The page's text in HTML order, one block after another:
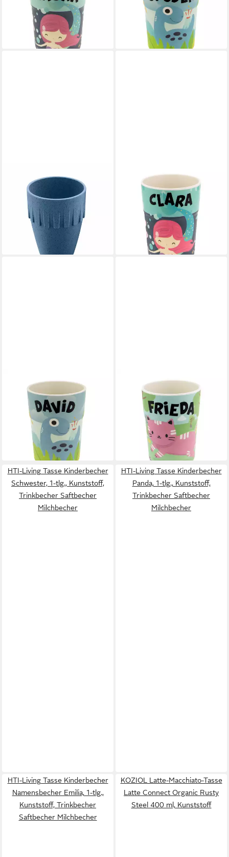
Kunststoff, Trinkbecher
Saftbecher Milchbecher
lieferbar - in 4-5 Werktagen bei dir
Saftbecher Milchbecher
10,07 €
lieferbar - in 4-5 Werktagen bei dir
Cappuccinotasse Cappuccino
Connect Organic Deep Blue
300 ml, Kunststoff
9,69 €
lieferbar - in 2-3 Werktagen bei dir
HTI-LIVING
Tasse Kinderbecher
Namensbecher Clara, 1-tlg.,
Kunststoff, Trinkbecher
Saftbecher Milchbecher
10,07 €
lieferbar - in 4-5 Werktagen bei dir
HTI-LIVING
Tasse Kinderbecher
Namensbecher David, 1-tlg.,
Kunststoff, Trinkbecher
Saftbecher Milchbecher
10,07 €
lieferbar - in 3-4 Werktagen bei dir
HTI-LIVING
Tasse Kinderbecher
Namensbecher Frieda, 1-tlg.,
Kunststoff, Trinkbecher
Saftbecher Milchbecher
lieferbar - in 4-5 Werktagen bei dir
HTI-Living Tasse Kinderbecher
Schwester, 1-tlg., Kunststoff,
Trinkbecher Saftbecher
Milchbecher
HTI-Living Tasse Kinderbecher
Panda, 1-tlg., Kunststoff,
Trinkbecher Saftbecher
Milchbecher
HTI-Living Tasse Kinderbecher
Namensbecher Emilia, 1-tlg.,
Kunststoff, Trinkbecher
Saftbecher Milchbecher
KOZIOL Latte-Macchiato-Tasse
Latte Connect Organic Rusty
Steel 400 ml, Kunststoff